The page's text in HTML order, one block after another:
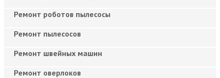
Ремонт роботов пылесосы
Ремонт пылесосов
Ремонт швейных машин
Ремонт оверлоков